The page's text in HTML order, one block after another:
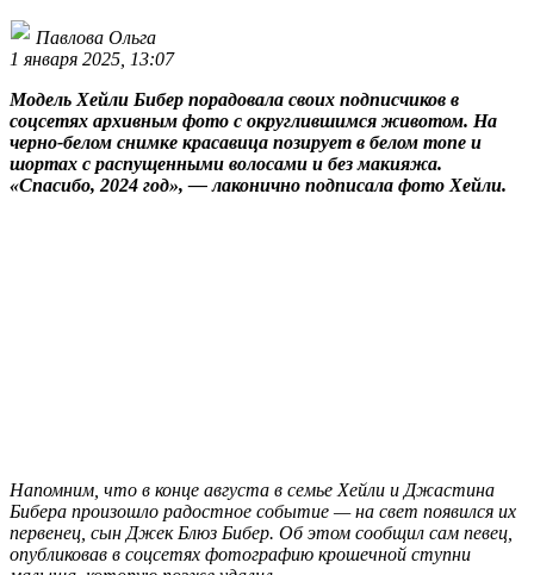
Павлова Ольга
1 января 2025, 13:07
Модель Хейли Бибер порадовала своих подписчиков в
соцсетях архивным фото с округлившимся животом. На
черно-белом снимке красавица позирует в белом топе и
шортах с распущенными волосами и без макияжа.
«Спасибо, 2024 год», — лаконично подписала фото Хейли.
Напомним, что в конце августа в семье Хейли и Джастина
Бибера произошло радостное событие — на свет появился их
первенец, сын Джек Блюз Бибер. Об этом сообщил сам певец,
опубликовав в соцсетях фотографию крошечной ступни